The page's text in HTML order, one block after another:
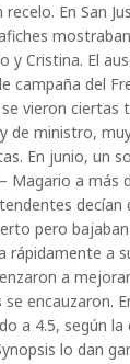
En San
y Cristina. El
campaña del
vieron ciertas
de ministro,
En junio, un
Magario a más
decían
pero
rápidamente a
a
encauzaron.
a 4.5, según
lo dan